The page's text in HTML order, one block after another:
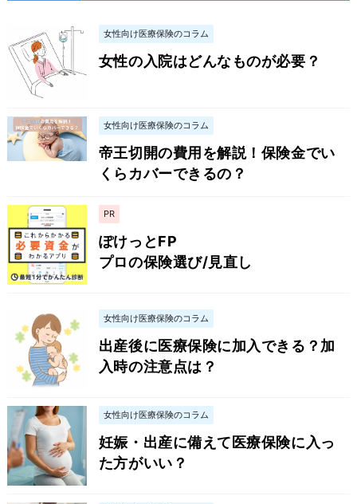
女性向け医療保険のコラム
女性の入院はどんなものが必要？
女性向け医療保険のコラム
帝王切開の費用を解説！保険金でい
くらカバーできるの？
PR
ぽけっとFP
プロの保険選び/見直し
女性向け医療保険のコラム
出産後に医療保険に加入できる？加
入時の注意点は？
女性向け医療保険のコラム
妊娠・出産に備えて医療保険に入っ
た方がいい？